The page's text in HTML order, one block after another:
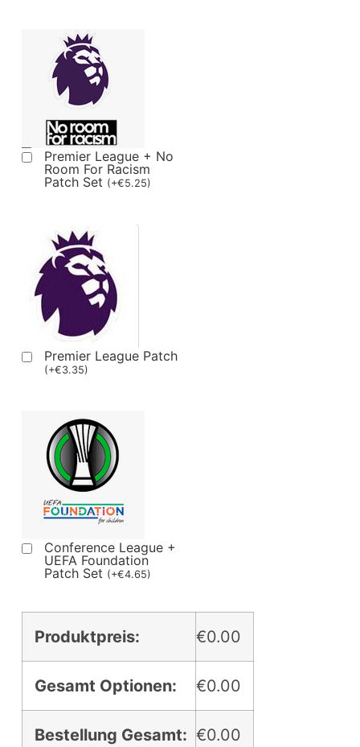
Premier League + No
Room For Racism
Patch Set (+€5.25)
Premier League Patch
(+€3.35)
Conference League +
UEFA Foundation
Patch Set (+€4.65)
Produktpreis: €0.00
Gesamt Optionen: €0.00
Bestellung Gesamt: €0.00